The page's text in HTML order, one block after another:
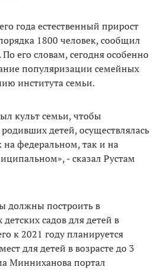
года естественный прирост
1800 человек, сообщил
его словам, сегодня особенно
популяризации семейных
института семьи.
культ семьи, чтобы
детей, осуществлялась
на федеральном, так и на
- сказал Рустам
должны построить в
садов для детей в
к 2021 году планируется
для детей в возрасте до 3
Минниханова портал